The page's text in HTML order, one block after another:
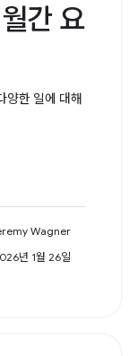
간 요
양한 일에 대해
Wagner
년 1월 26일